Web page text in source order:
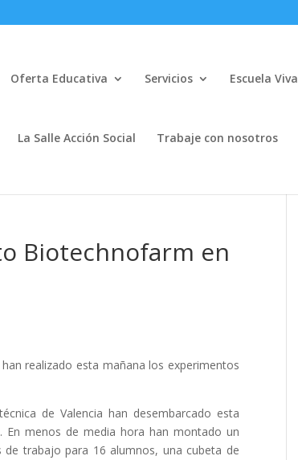
Oferta Educativa Servicios Escuela Viva
La Salle Acción Social Trabaje con nosotros
Biotechnofarm en
realizado esta mañana los experimentos
de Valencia han desembarcado esta
En menos de media hora han montado un
trabajo para 16 alumnos, una cubeta de